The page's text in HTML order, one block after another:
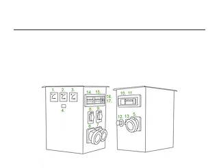
» et bobine de déclenchement
(côté terrain) Prise schuko 230V avec
(8.) disjoncteur de protection 16A
Isolateur de contrôle 12. Sélecteur
manuel 1/0/2 (maison/terrain)